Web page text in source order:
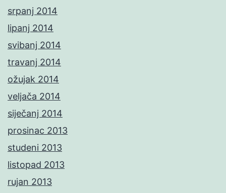
srpanj 2014
lipanj 2014
svibanj 2014
travanj 2014
ožujak 2014
veljača 2014
siječanj 2014
prosinac 2013
studeni 2013
listopad 2013
rujan 2013